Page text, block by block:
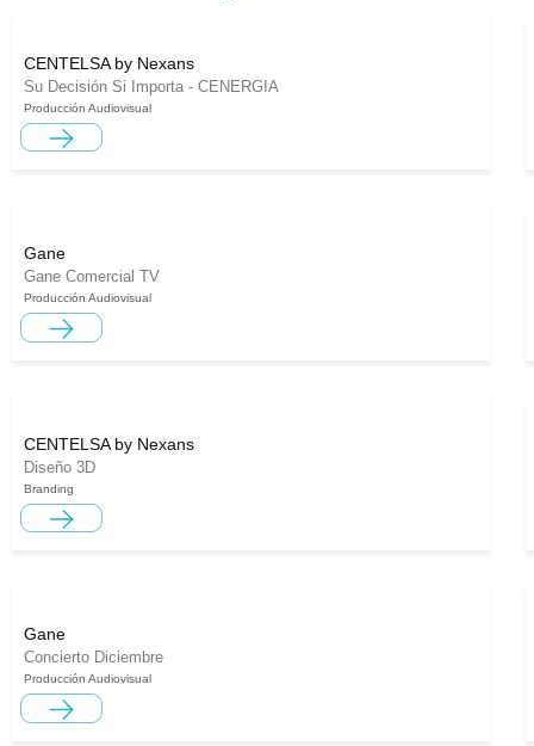
CENTELSA by Nexans
Su Decisión Si Importa - CENERGIA
Producción Audiovisual
Gane
Gane Comercial TV
Producción Audiovisual
CENTELSA by Nexans
Diseño 3D
Branding
Gane
Concierto Diciembre
Producción Audiovisual